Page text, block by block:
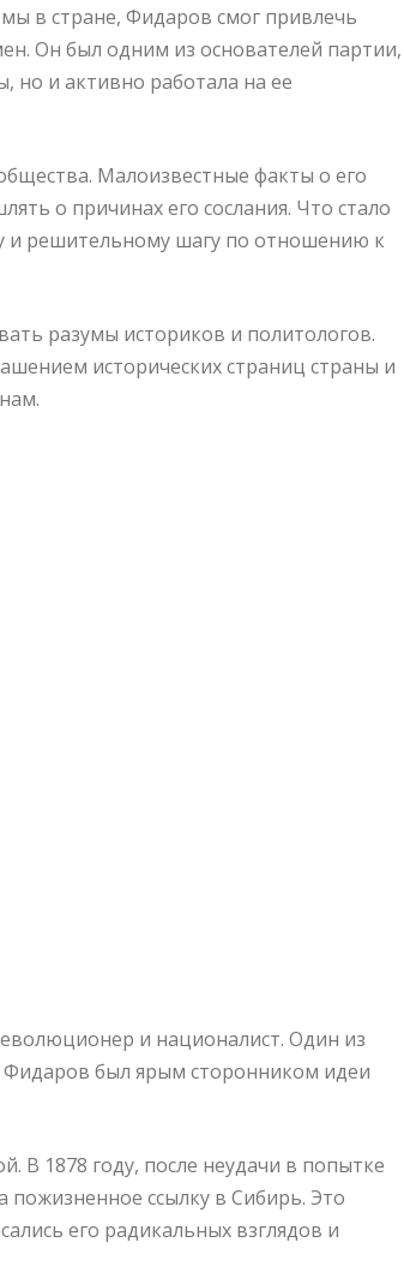
в стране, Фидаров смог привлечь
Он был одним из основателей партии,
но и активно работала на ее
Малоизвестные факты о его
о причинах его сослания. Что стало
и решительному шагу по отношению к
разумы историков и политологов.
исторических страниц страны и
и националист. Один из
Фидаров был ярым сторонником идеи
В 1878 году, после неудачи в попытке
ссылку в Сибирь. Это
его радикальных взглядов и